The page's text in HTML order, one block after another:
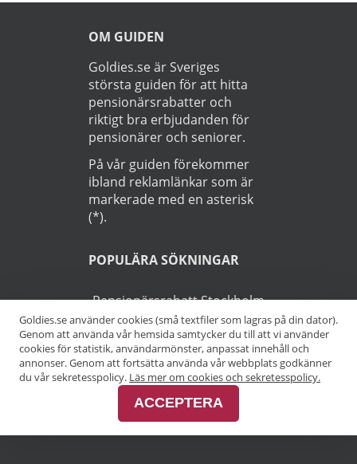
OM GUIDEN
Goldies.se är Sveriges
största guiden för att hitta
pensionärsrabatter och
riktigt bra erbjudanden för
pensionärer och seniorer.
På vår guiden förekommer
ibland reklamlänkar som är
markerade med en asterisk
(*).
POPULÄRA SÖKNINGAR
Pensionärsrabatt Stockholm
Pensionärsrabatt Göteborg
Pensionärsrabatt Malmö
Pensionärsrabatt Skåne
Goldies.se använder cookies (små textfiler som lagras på din dator).
Genom att använda vår hemsida samtycker du till att vi använder
cookies för statistik, användarmönster, anpassat innehåll och
annonser. Genom att fortsätta använda vår webbplats godkänner
du vår sekretesspolicy. Läs mer om cookies och sekretesspolicy.
ACCEPTERA